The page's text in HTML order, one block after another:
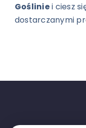
Gośliniei ciesz
dostarczanymi